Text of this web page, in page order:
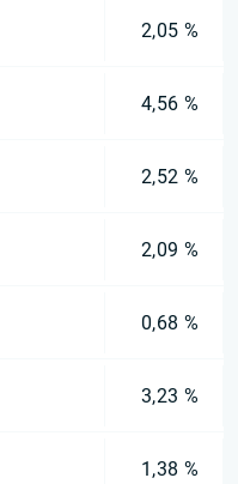
2,05 %
4,56 %
2,52 %
2,09 %
0,68 %
3,23 %
1,38 %